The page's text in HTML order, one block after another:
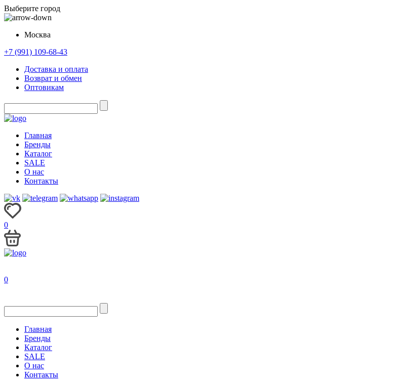
Выберите город
Москва
+7 (991) 109-68-43
Доставка и оплата
Возврат и обмен
Оптовикам
Главная
Бренды
Каталог
SALE
О нас
Контакты
0
0
Главная
Бренды
Каталог
SALE
О нас
Контакты